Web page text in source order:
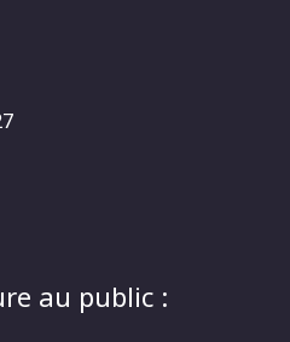
au public :